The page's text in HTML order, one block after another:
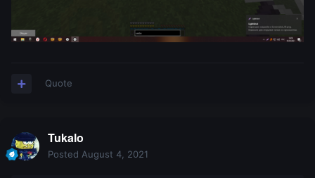
Quote
Tukalo
Posted August 4, 2021